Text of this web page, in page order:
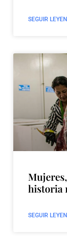
SEGUIR
historia
SEGUIR